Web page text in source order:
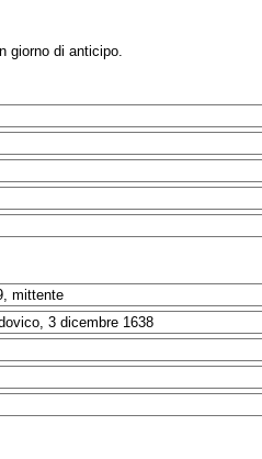
giorno di anticipo.